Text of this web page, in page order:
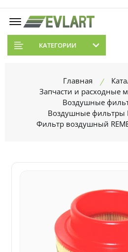
КАТЕГОРИИ
Главная
Запчасти и расходные
Воздушные
Воздушные фильтры
Фильтр воздушный